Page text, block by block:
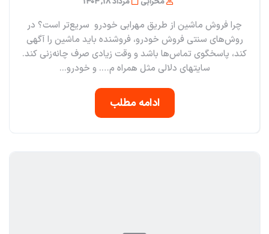
چرا فروش ماشین از طریق مهرابی خودرو سریع‌تر است؟ در
روش‌های سنتی فروش خودرو، فروشنده باید ماشین را آگهی
کند، پاسخگوی تماس‌ها باشد و وقت زیادی صرف چانه‌زنی کند.
سایتهای دلالی مثل همراه م…. و خودرو...
ادامه مطلب